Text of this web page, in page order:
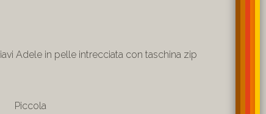
Adele in pelle intrecciata con taschina zip
Piccola